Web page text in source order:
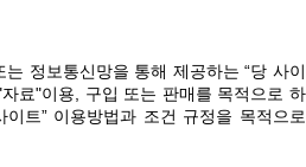
정보통신망을 통해 제공하는 “당 사이
료"이용, 구입 또는 판매를 목적으로 하
트” 이용방법과 조건 규정을 목적으로